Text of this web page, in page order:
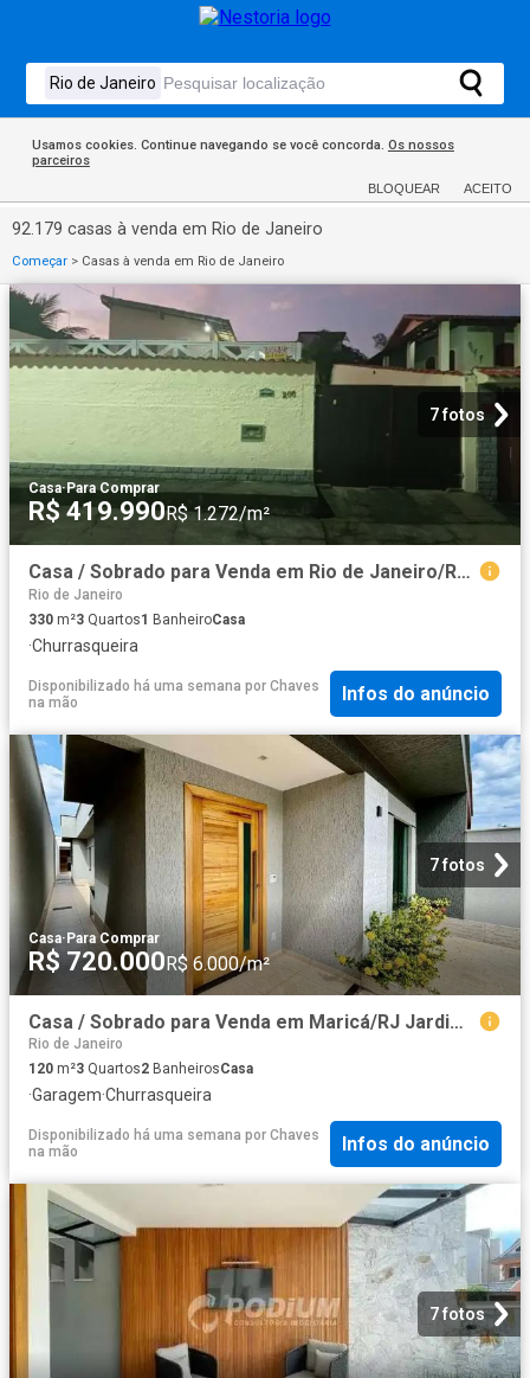
Usamos cookies. Continue navegando se você concorda. Os nossos
parceiros
BLOQUEAR ACEITO
92.179 casas à venda em Rio de Janeiro
Começar > Casas à venda em Rio de Janeiro
7 fotos
Casa·Para Comprar
R$ 419.990R$ 1.272/m²
Casa / Sobrado para Venda em Rio de Janeiro/RJ Baia de Guanabara 3 Quartos
Rio de Janeiro
330 m²3 Quartos1 BanheiroCasa
·Churrasqueira
Disponibilizado há uma semana por Chaves
na mão
Infos do anúncio
7 fotos
Casa·Para Comprar
R$ 720.000R$ 6.000/m²
Casa / Sobrado para Venda em Maricá/RJ Jardim Atlântico Central Itaipuaçu 3 Quartos
Rio de Janeiro
120 m²3 Quartos2 BanheirosCasa
·Garagem·Churrasqueira
Disponibilizado há uma semana por Chaves
na mão
Infos do anúncio
7 fotos